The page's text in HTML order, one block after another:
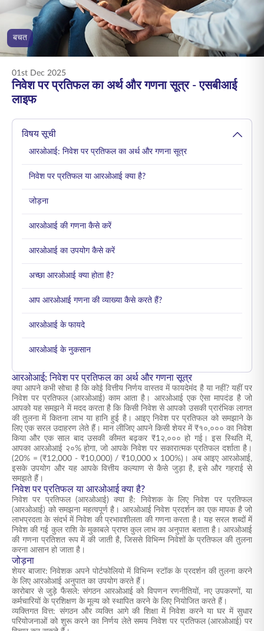
ENGLISH
ऑनलाइन खरीदें प्रीमियम भुगतान करें
बचत
01st Dec 2025
निवेश पर प्रतिफल का अर्थ और गणना सूत्र - एसबीआई
लाइफ
विषय सूची
आरओआई: निवेश पर प्रतिफल का अर्थ और गणना सूत्र
निवेश पर प्रतिफल या आरओआई क्या है?
जोड़ना
आरओआई की गणना कैसे करें
आरओआई का उपयोग कैसे करें
अच्छा आरओआई क्या होता है?
आप आरओआई गणना की व्याख्या कैसे करते हैं?
आरओआई के फायदे
आरओआई के नुकसान
आरओआई: निवेश पर प्रतिफल का अर्थ और गणना सूत्र
क्या आपने कभी सोचा है कि कोई वित्तीय निर्णय वास्तव में फायदेमंद है या नहीं? यहीं पर
निवेश पर प्रतिफल (आरओआई) काम आता है। आरओआई एक ऐसा मापदंड है जो
आपको यह समझने में मदद करता है कि किसी निवेश से आपको उसकी प्रारंभिक लागत
की तुलना में कितना लाभ या हानि हुई है। आइए निवेश पर प्रतिफल को समझाने के
लिए एक सरल उदाहरण लेते हैं। मान लीजिए आपने किसी शेयर में ₹१०,००० का निवेश
किया और एक साल बाद उसकी कीमत बढ़कर ₹1२,००० हो गई। इस स्थिति में,
आपका आरओआई २०% होगा, जो आपके निवेश पर सकारात्मक प्रतिफल दर्शाता है।
(20% = (₹12,000 - ₹10,000) / ₹10,000 x 100%)। अब आइए आरओआई,
इसके उपयोग और यह आपके वित्तीय कल्याण से कैसे जुड़ा है, इसे और गहराई से
समझते हैं।
निवेश पर प्रतिफल या आरओआई क्या है?
निवेश पर प्रतिफल (आरओआई) क्या है: निवेशक के लिए निवेश पर प्रतिफल
(आरओआई) को समझना महत्वपूर्ण है। आरओआई निवेश प्रदर्शन का एक मापक है जो
लाभप्रदता के संदर्भ में निवेश की प्रभावशीलता की गणना करता है। यह सरल शब्दों में
निवेश की गई कुल राशि के मुकाबले प्राप्त कुल लाभ का अनुपात बताता है। आरओआई
की गणना प्रतिशत रूप में की जाती है, जिससे विभिन्न निवेशों के प्रतिफल की तुलना
करना आसान हो जाता है।
जोड़ना
शेयर बाजार: निवेशक अपने पोर्टफोलियो में विभिन्न स्टॉक के प्रदर्शन की तुलना करने
के लिए आरओआई अनुपात का उपयोग करते हैं।
कारोबार से जुड़े फैसले: संगठन आरओआई को विपणन रणनीतियों, नए उपकरणों, या
कर्मचारियों के प्रशिक्षण के मूल्य को स्थापित करने के लिए नियोजित करते हैं।
व्यक्तिगत वित्त: संगठन और व्यक्ति आगे की शिक्षा में निवेश करने या घर में सुधार
परियोजनाओं को शुरू करने का निर्णय लेते समय निवेश पर प्रतिफल (आरओआई) पर